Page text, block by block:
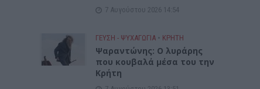
7 Αυγούστου 2026 14:54
ΓΕΎΣΗ - ΨΥΧΑΓΩΓΊΑ • ΚΡΗΤΗ
Ψαραντώνης: Ο λυράρης
που κουβαλά μέσα του την
Κρήτη